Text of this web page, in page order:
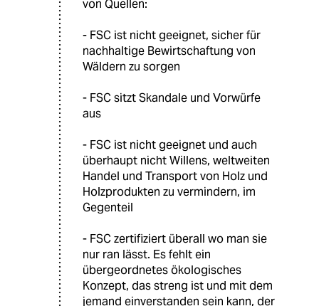
von Quellen:
- FSC ist nicht geeignet, sicher für
nachhaltige Bewirtschaftung von
Wäldern zu sorgen
- FSC sitzt Skandale und Vorwürfe
aus
- FSC ist nicht geeignet und auch
überhaupt nicht Willens, weltweiten
Handel und Transport von Holz und
Holzprodukten zu vermindern, im
Gegenteil
- FSC zertifiziert überall wo man sie
nur ran lässt. Es fehlt ein
übergeordnetes ökologisches
Konzept, das streng ist und mit dem
jemand einverstanden sein kann, der